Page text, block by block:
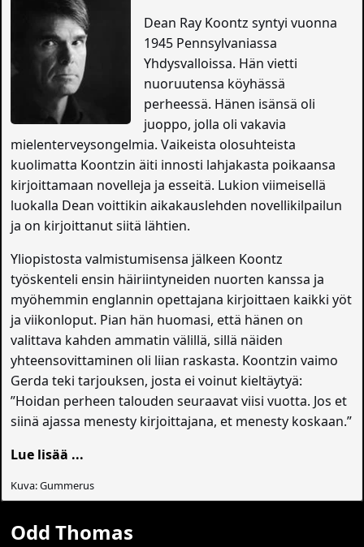
Dean Ray Koontz syntyi vuonna
1945 Pennsylvaniassa
Yhdysvalloissa. Hän vietti
nuoruutensa köyhässä
perheessä. Hänen isänsä oli
juoppo, jolla oli vakavia
mielenterveysongelmia. Vaikeista olosuhteista
kuolimatta Koontzin äiti innosti lahjakasta poikaansa
kirjoittamaan novelleja ja esseitä. Lukion viimeisellä
luokalla Dean voittikin aikakauslehden novellikilpailun
ja on kirjoittanut siitä lähtien.
Yliopistosta valmistumisensa jälkeen Koontz
työskenteli ensin häiriintyneiden nuorten kanssa ja
myöhemmin englannin opettajana kirjoittaen kaikki yöt
ja viikonloput. Pian hän huomasi, että hänen on
valittava kahden ammatin välillä, sillä näiden
yhteensovittaminen oli liian raskasta. Koontzin vaimo
Gerda teki tarjouksen, josta ei voinut kieltäytyä:
”Hoidan perheen talouden seuraavat viisi vuotta. Jos et
siinä ajassa menesty kirjoittajana, et menesty koskaan.”
Lue lisää ...
Kuva: Gummerus
Odd Thomas